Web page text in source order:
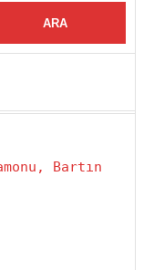
Bartın